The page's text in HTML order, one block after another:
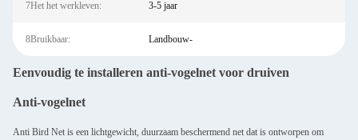
7Het het werkleven: 3-5 jaar
8Bruikbaar: Landbouw-
Eenvoudig te installeren anti-vogelnet voor druiven
Anti-vogelnet
Anti Bird Net is een lichtgewicht, duurzaam beschermend net dat is ontworpen om